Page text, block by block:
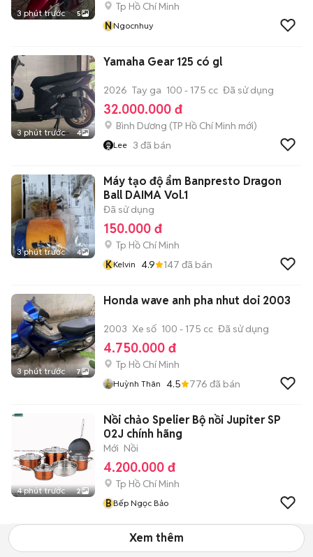
3 phút trước 5
Tp Hồ Chí Minh
NNgocnhuy
3 phút trước 4
Yamaha Gear 125 có gl
2026 Tay ga 100 - 175 cc Đã sử dụng
32.000.000 đ
Bình Dương (TP Hồ Chí Minh mới)
Lee 3 đã bán
3 phút trước 4
Máy tạo độ ẩm Banpresto Dragon
Ball DAIMA Vol.1
Đã sử dụng
150.000 đ
Tp Hồ Chí Minh
KKelvin 4.9 147 đã bán
3 phút trước 7
Honda wave anh pha nhut doi 2003
2003 Xe số 100 - 175 cc Đã sử dụng
4.750.000 đ
Tp Hồ Chí Minh
Huỳnh Thân 4.5 776 đã bán
4 phút trước 2
Nồi chảo Spelier Bộ nồi Jupiter SP
02J chính hãng
Mới Nồi
4.200.000 đ
Tp Hồ Chí Minh
BBếp Ngọc Bảo
Xem thêm